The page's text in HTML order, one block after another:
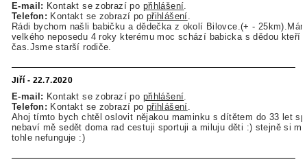
E-mail: Kontakt se zobrazí po přihlášení
Telefon: Kontakt se zobrazí po přihlášení
Rádi bychom našli babičku a dědečka z okolí Bilovce.(+ -
velkého neposedu 4 roky kterému moc schází babicka s dědou kteří
čas.Jsme starší rodiče.
Jiří - 22.7.2020
E-mail: Kontakt se zobrazí po přihlášení
Telefon: Kontakt se zobrazí po přihlášení
Ahoj tímto bych chtěl oslovit nějakou maminku s dítětem do 33 let
nebaví mě sedět doma rad cestuji sportuji a miluju děti :) stejně si
tohle nefunguje :)